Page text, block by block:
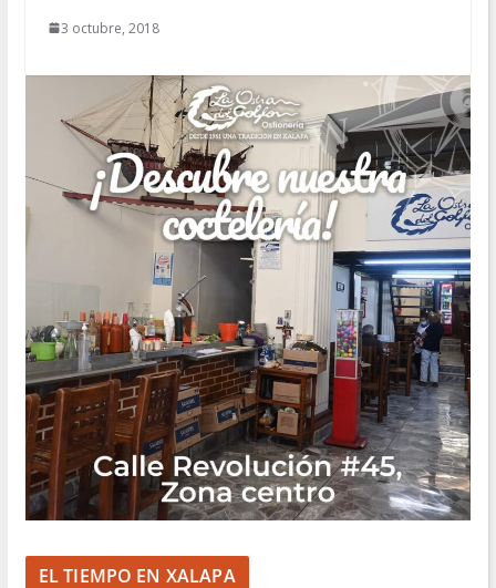
3 octubre, 2018
EL TIEMPO EN XALAPA